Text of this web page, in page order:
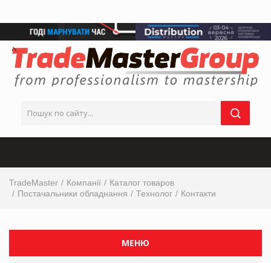
TradeMaster Компанії
Каталог товаров
Постачальники обладнання
Технолог Контакти
МЕНЮ